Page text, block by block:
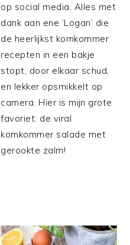
op social media. Alles met
dank aan ene ‘Logan’ die
de heerlijkst komkommer
recepten in een bakje
stopt, door elkaar schud,
en lekker opsmikkelt op
camera. Hier is mijn grote
favoriet: de viral
komkommer salade met
gerookte zalm!